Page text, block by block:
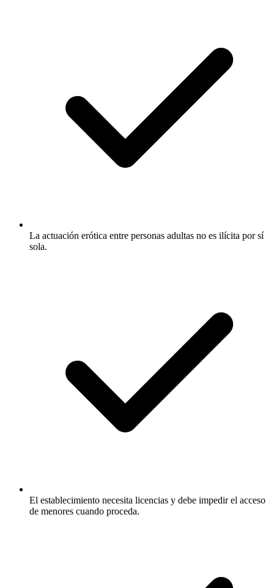
La actuación erótica entre personas adultas no es ilícita por sí
sola.
El establecimiento necesita licencias y debe impedir el acceso
de menores cuando proceda.